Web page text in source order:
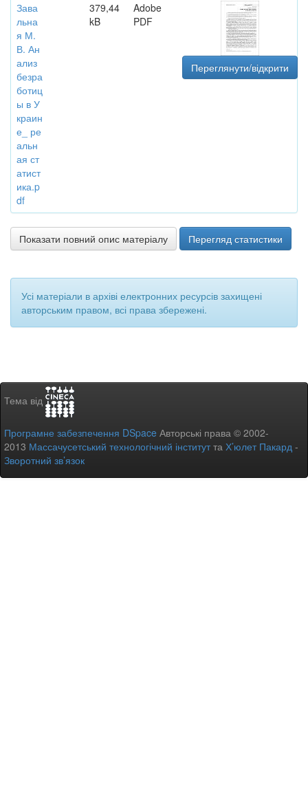
Зава
льна
я М.
В. Ан
ализ
безра
ботиц
ы в У
краин
е_ ре
альн
ая ст
атист
ика.p
df
379,44
kB
Adobe
PDF
Переглянути/відкрити
Показати повний опис матеріалу Перегляд статистики
Усі матеріали в архіві електронних ресурсів захищені
авторським правом, всі права збережені.
Тема від
Програмне забезпечення DSpace Авторські права © 2002-
2013 Массачусетський технологічний інститутта Х’юлет Пакард -
Зворотний зв’язок